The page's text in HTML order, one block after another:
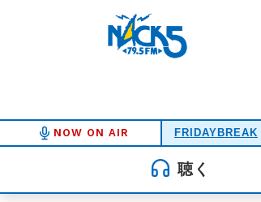
NOW ON AIR FRIDAYBREAK
聴く